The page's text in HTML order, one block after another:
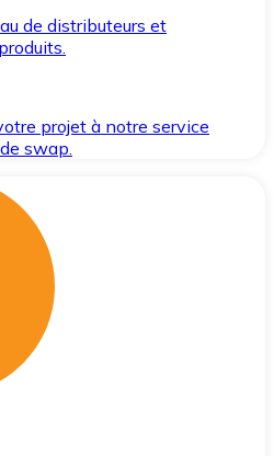
de distributeurs et
projet à notre service
swap.